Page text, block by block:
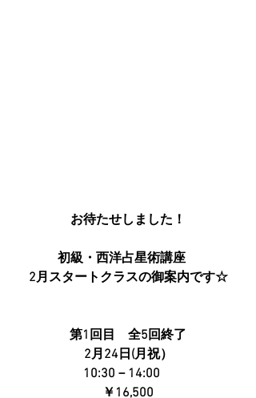
お待たせしました！
初級・西洋占星術講座
2月スタートクラスの御案内です☆
第1回目　全5回終了
2月24日(月祝）
10:30－14:00
￥16,500